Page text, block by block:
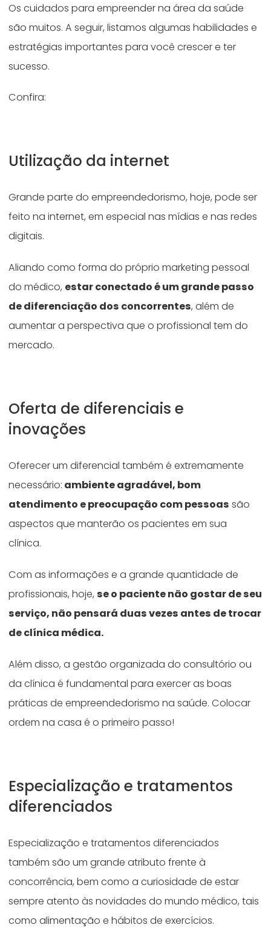
Os cuidados para empreender na área da saúde
são muitos. A seguir, listamos algumas habilidades e
estratégias importantes para você crescer e ter
sucesso.
Confira:
Utilização da internet
Grande parte do empreendedorismo, hoje, pode ser
feito na internet, em especial nas mídias e nas redes
digitais.
Aliando como forma do próprio marketing pessoal
do médico, estar conectado é um grande passo
de diferenciação dos concorrentes, além de
aumentar a perspectiva que o profissional tem do
mercado.
Oferta de diferenciais e
inovações
Oferecer um diferencial também é extremamente
necessário: ambiente agradável, bom
atendimento e preocupação com pessoas são
aspectos que manterão os pacientes em sua
clínica.
Com as informações e a grande quantidade de
profissionais, hoje,se o paciente não gostar de seu
serviço, não pensará duas vezes antes de trocar
de clínica médica.
Além disso, a gestão organizada do consultório ou
da clínica é fundamental para exercer as boas
práticas de empreendedorismo na saúde. Colocar
ordem na casa é o primeiro passo!
Especialização e tratamentos
diferenciados
Especialização e tratamentos diferenciados
também são um grande atributo frente à
concorrência, bem como a curiosidade de estar
sempre atento às novidades do mundo médico, tais
como alimentação e hábitos de exercícios.